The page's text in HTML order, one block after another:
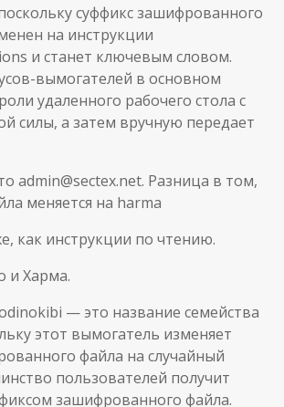
суффикс зашифрованного
на инструкции
и станет ключевым словом.
вымогателей в основном
удаленного рабочего стола с
силы, а затем вручную передает
admin@sectex.net. Разница в том,
меняется на harma
как инструкции по чтению.
и Харма.
— это название семейства
этот вымогатель изменяет
файла на случайный
пользователей получит
зашифрованного файла.